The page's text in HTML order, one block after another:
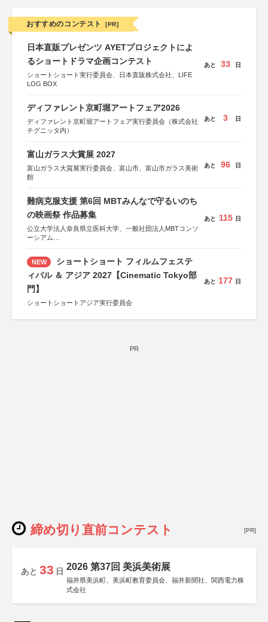
おすすめのコンテスト [PR]
日本直販プレゼンツ AYETプロジェクトによ
るショートドラマ企画コンテスト
ショートショート実行委員会、日本直販株式会社、LIFE
LOG BOX
あと 33 日
ディファレント京町堀アートフェア2026
ディファレント京町堀アートフェア実行委員会（株式会社
チグニッタ内）
あと 3 日
富山ガラス大賞展 2027
富山ガラス大賞展実行委員会、富山市、富山市ガラス美術
館
あと 96 日
難病克服支援 第6回 MBTみんなで守るいのち
の映画祭 作品募集
公立大学法人奈良県立医科大学、一般社団法人MBTコンソ
ーシアム
協力：読売新聞社
後援：厚生労働省
文部科学省
日本経済団体連合会
関西経済連合会
関西文化学術研究都市推進機構
あと 115 日
NEW
ショートショート フィルムフェステ
ィバル ＆ アジア 2027【Cinematic Tokyo部
門】
ショートショートアジア実行委員会
あと 177 日
PR
締め切り直前コンテスト [PR]
あと 33 日 2026 第37回 美浜美術展
福井県美浜町、美浜町教育委員会、福井新聞社、関西電力株
式会社